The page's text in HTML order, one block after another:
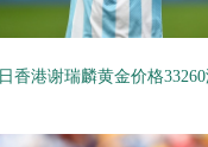
香港谢瑞麟黄金价格